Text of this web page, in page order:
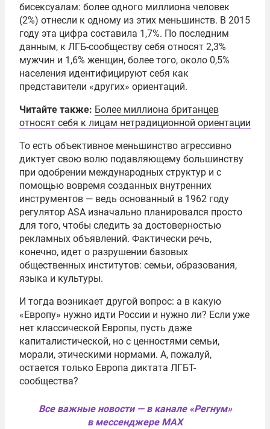
бисексуалам: более одного миллиона человек
(2%) отнесли к одному из этих меньшинств. В 2015
году эта цифра составила 1,7%. По последним
данным, к ЛГБ-сообществу себя относят 2,3%
мужчин и 1,6% женщин, более того, около 0,5%
населения идентифицируют себя как
представители «других» ориентаций.
Читайте также: Более миллиона британцев
относят себя к лицам нетрадиционной ориентации
То есть объективное меньшинство агрессивно
диктует свою волю подавляющему большинству
при одобрении международных структур и с
помощью вовремя созданных внутренних
инструментов — ведь основанный в 1962 году
регулятор ASA изначально планировался просто
для того, чтобы следить за достоверностью
рекламных объявлений. Фактически речь,
конечно, идет о разрушении базовых
общественных институтов: семьи, образования,
языка и культуры.
И тогда возникает другой вопрос: а в какую
«Европу» нужно идти России и нужно ли? Если уже
нет классической Европы, пусть даже
капиталистической, но с ценностями семьи,
морали, этическими нормами. А, пожалуй,
остается только Европа диктата ЛГБТ-
сообщества?
Все важные новости — в канале «Регнум»
в мессенджере MAX